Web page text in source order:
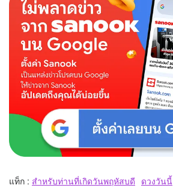
แท็ก : สำหรับท่านที่เกิดวันพฤหัสบดี ดวงวันนี้